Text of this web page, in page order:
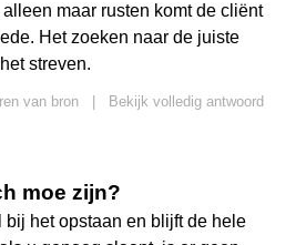
maar rusten komt de cliënt
Het zoeken naar de juiste
streven.
van bron
Bekijk volledig antwoord
moe zijn?
bij het opstaan en blijft de hele